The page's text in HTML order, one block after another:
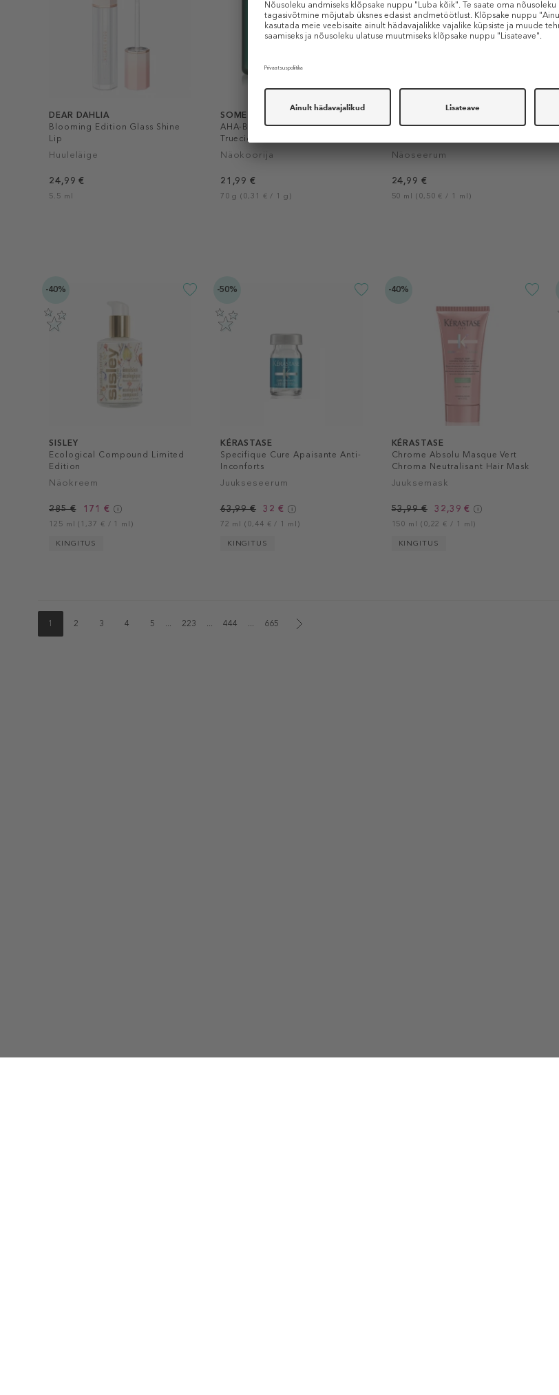
DEAR DAHLIA
Blooming Edition Glass Shine
Lip
Huuleläige
24,99 €
5.5 ml
SOME BY MI
AHA-BHA-PHA 30 Days Miracle
Truecica Clear Pad
Näokoorija
21,99 €
70 g (0,31 € / 1 g)
Pink AHA/BHA Serum
Näoseerum
24,99 €
50 ml (0,50 € / 1 ml)
-40%
SISLEY
Ecological Compound Limited
Edition
Näokreem
285 € 171 €
125 ml (1,37 € / 1 ml)
KINGITUS
-50%
KÉRASTASE
Specifique Cure Apaisante Anti-
Inconforts
Juukseseerum
63,99 € 32 €
72 ml (0,44 € / 1 ml)
KINGITUS
-40%
KÉRASTASE
Chrome Absolu Masque Vert
Chroma Neutralisant Hair Mask
Juuksemask
53,99 € 32,39 €
150 ml (0,22 € / 1 ml)
KINGITUS
1 2 3 4 5 ... 223 ... 444 ... 665